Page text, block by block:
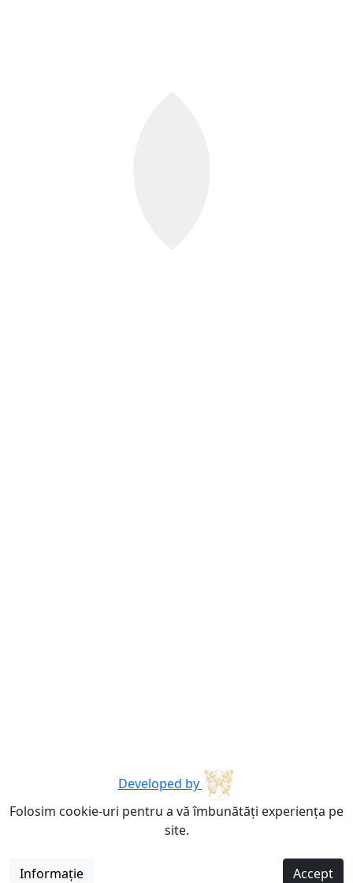
Developed by
Folosim cookie-uri pentru a vă îmbunătăți experiența pe
site.
Informație Accept